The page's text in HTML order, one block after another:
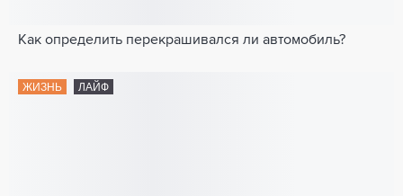
Как определить перекрашивался ли автомобиль?
ЖИЗНЬ ЛАЙФ